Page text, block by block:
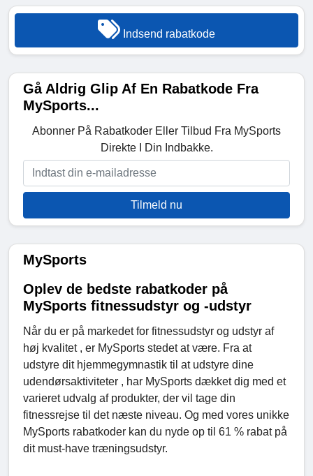
Indsend rabatkode
Gå Aldrig Glip Af En Rabatkode Fra
MySports...
Abonner På Rabatkoder Eller Tilbud Fra MySports
Direkte I Din Indbakke.
Tilmeld nu
MySports
Oplev de bedste rabatkoder på
MySports fitnessudstyr og -udstyr
Når du er på markedet for fitnessudstyr og udstyr af
høj kvalitet , er MySports stedet at være. Fra at
udstyre dit hjemmegymnastik til at udstyre dine
udendørsaktiviteter , har MySports dækket dig med et
varieret udvalg af produkter, der vil tage din
fitnessrejse til det næste niveau. Og med vores unikke
MySports rabatkoder kan du nyde op til 61 % rabat på
dit must-have træningsudstyr.